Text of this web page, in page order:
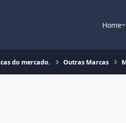
Home
do mercado. Outras Marcas